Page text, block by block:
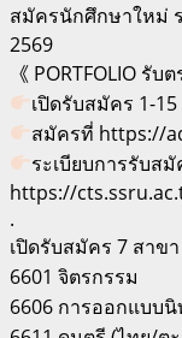
สมัครนักศึกษาใหม่
2569
《 PORTFOLIO รับ
เปิดรับสมัคร 1-
สมัครที่ https://
ระเบียบการรับสมั
https://
.
เปิดรับสมัคร 7 สาขา
6601 จิตรกรรม
6606 การออกแบบ